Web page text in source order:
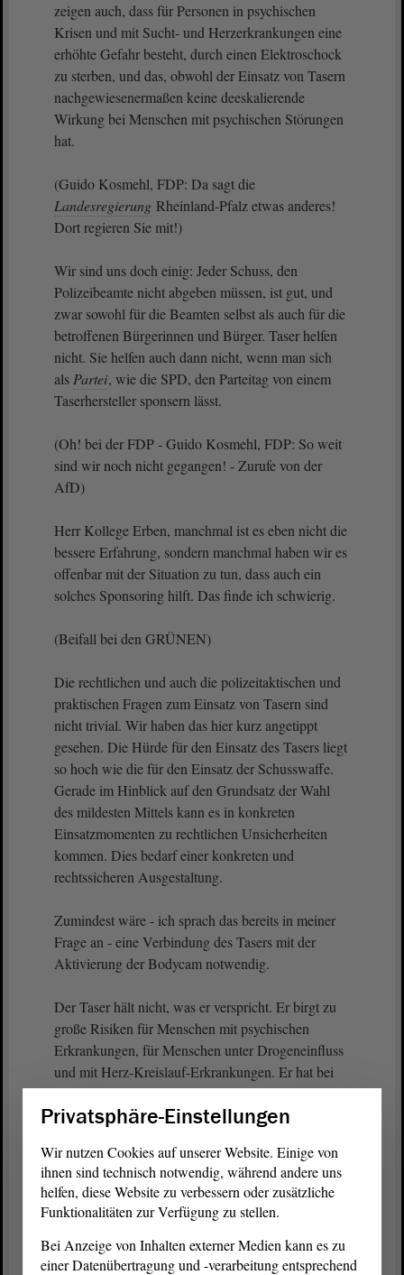
zeigen auch, dass für Personen in psychischen
Krisen und mit Sucht- und Herzerkrankungen eine
erhöhte Gefahr besteht, durch einen Elektroschock
zu sterben, und das, obwohl der Einsatz von Tasern
nachgewiesenermaßen keine deeskalierende
Wirkung bei Menschen mit psychischen Störungen
hat.
(Guido Kosmehl, FDP: Da sagt die
Landesregierung Rheinland-Pfalz etwas anderes!
Dort regieren Sie mit!)
Wir sind uns doch einig: Jeder Schuss, den
Polizeibeamte nicht abgeben müssen, ist gut, und
zwar sowohl für die Beamten selbst als auch für die
betroffenen Bürgerinnen und Bürger. Taser helfen
nicht. Sie helfen auch dann nicht, wenn man sich
als Partei, wie die SPD, den Parteitag von einem
Taserhersteller sponsern lässt.
(Oh! bei der FDP - Guido Kosmehl, FDP: So weit
sind wir noch nicht gegangen! - Zurufe von der
AfD)
Herr Kollege Erben, manchmal ist es eben nicht die
bessere Erfahrung, sondern manchmal haben wir es
offenbar mit der Situation zu tun, dass auch ein
solches Sponsoring hilft. Das finde ich schwierig.
(Beifall bei den GRÜNEN)
Die rechtlichen und auch die polizeitaktischen und
praktischen Fragen zum Einsatz von Tasern sind
nicht trivial. Wir haben das hier kurz angetippt
gesehen. Die Hürde für den Einsatz des Tasers liegt
so hoch wie die für den Einsatz der Schusswaffe.
Gerade im Hinblick auf den Grundsatz der Wahl
des mildesten Mittels kann es in konkreten
Einsatzmomenten zu rechtlichen Unsicherheiten
kommen. Dies bedarf einer konkreten und
rechtssicheren Ausgestaltung.
Zumindest wäre - ich sprach das bereits in meiner
Frage an - eine Verbindung des Tasers mit der
Aktivierung der Bodycam notwendig.
Der Taser hält nicht, was er verspricht. Er birgt zu
große Risiken für Menschen mit psychischen
Erkrankungen, für Menschen unter Drogeneinfluss
und mit Herz-Kreislauf-Erkrankungen. Er hat bei
den beiden erstgenannten Gruppen auch keinerlei
deeskalative Wirkung.
(Zuruf von der AfD: Also gleich schießen!)
In Notwehrsituationen, die dynamisch sind, eignet
sich der Taser aufgrund der unsicheren Trefferquote
nicht zur sicheren Gefahrenabwehr. Diese
Feststellungen lassen befürchten, dass es zu mehr
Privatsphäre-Einstellungen
Wir nutzen Cookies auf unserer Website. Einige von
ihnen sind technisch notwendig, während andere uns
helfen, diese Website zu verbessern oder zusätzliche
Funktionalitäten zur Verfügung zu stellen.
Bei Anzeige von Inhalten externer Medien kann es zu
einer Datenübertragung und -verarbeitung entsprechend